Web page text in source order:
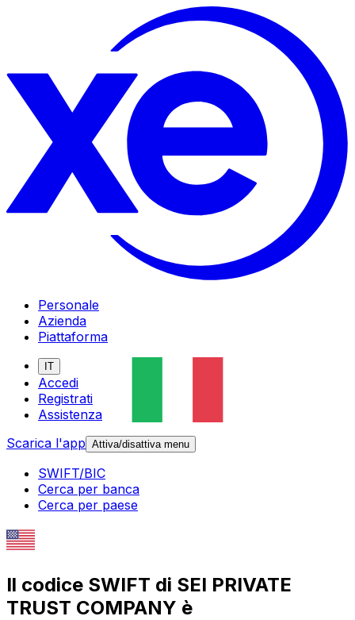
Personale
Azienda
Piattaforma
IT
Accedi
Registrati
Assistenza
Scarica l'app Attiva/disattiva menu
SWIFT/BIC
Cerca per banca
Cerca per paese
Il codice SWIFT di SEI PRIVATE
TRUST COMPANY è